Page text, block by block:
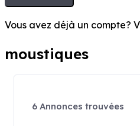
Vous avez déjà un compte?
moustiques
6 Annonces trouvées